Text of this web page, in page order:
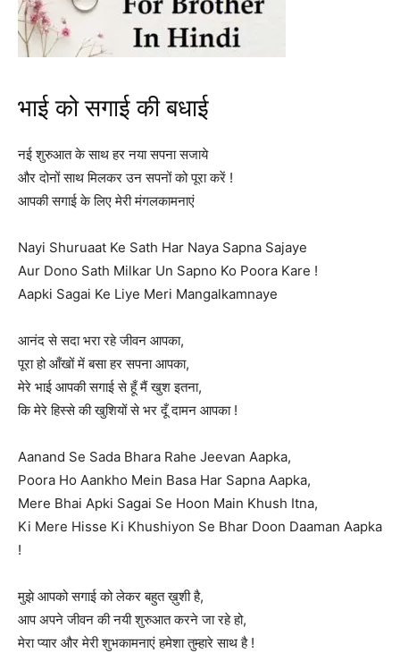
भाई को सगाई की बधाई
नई शुरुआत के साथ हर नया सपना सजाये
और दोनों साथ मिलकर उन सपनों को पूरा करें !
आपकी सगाई के लिए मेरी मंगलकामनाएं
Nayi Shuruaat Ke Sath Har Naya Sapna Sajaye
Aur Dono Sath Milkar Un Sapno Ko Poora Kare !
Aapki Sagai Ke Liye Meri Mangalkamnaye
आनंद से सदा भरा रहे जीवन आपका,
पूरा हो आँखों में बसा हर सपना आपका,
मेरे भाई आपकी सगाई से हूँ मैं खुश इतना,
कि मेरे हिस्से की खुशियों से भर दूँ दामन आपका !
Aanand Se Sada Bhara Rahe Jeevan Aapka,
Poora Ho Aankho Mein Basa Har Sapna Aapka,
Mere Bhai Apki Sagai Se Hoon Main Khush Itna,
Ki Mere Hisse Ki Khushiyon Se Bhar Doon Daaman Aapka
!
मुझे आपको सगाई को लेकर बहुत ख़ुशी है,
आप अपने जीवन की नयी शुरुआत करने जा रहे हो,
मेरा प्यार और मेरी शुभकामनाएं हमेशा तुम्हारे साथ है !